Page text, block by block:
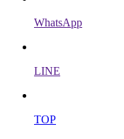
WhatsApp
LINE
TOP